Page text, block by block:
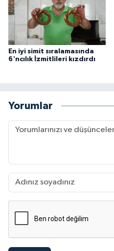
En iyi simit sıralamasında
6'ncılık İzmitlileri kızdırdı
Yorumlar